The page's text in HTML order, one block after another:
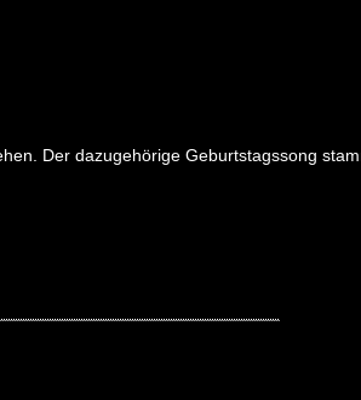
Der dazugehörige Geburtstagssong